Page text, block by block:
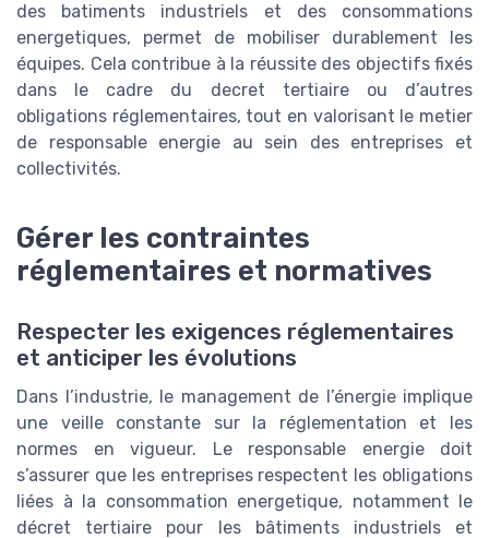
des batiments industriels et des consommations
energetiques, permet de mobiliser durablement les
équipes. Cela contribue à la réussite des objectifs fixés
dans le cadre du decret tertiaire ou d’autres
obligations réglementaires, tout en valorisant le metier
de responsable energie au sein des entreprises et
collectivités.
Gérer les contraintes
réglementaires et normatives
Respecter les exigences réglementaires
et anticiper les évolutions
Dans l’industrie, le management de l’énergie implique
une veille constante sur la réglementation et les
normes en vigueur. Le responsable energie doit
s’assurer que les entreprises respectent les obligations
liées à la consommation energetique, notamment le
décret tertiaire pour les bâtiments industriels et